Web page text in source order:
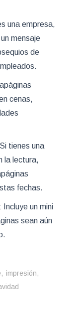
una empresa,
mensaje
de
cenas,
tienes una
la lectura,
fechas.
: Incluye un mini
sean aún
impresión